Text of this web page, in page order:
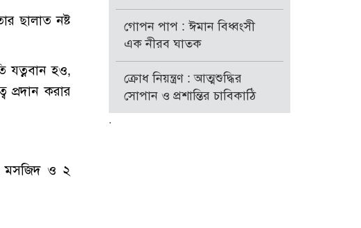
ছালাত নষ্ট
যত্নবান হও,
প্রদান করার
মসজিদ ও ২
গোপন পাপ : ঈমান বিধ্বংসী
এক নীরব ঘাতক
ক্রোধ নিয়ন্ত্রণ : আত্মশুদ্ধির
সোপান ও প্রশান্তির চাবিকাঠি
.